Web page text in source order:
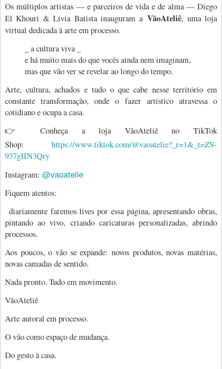
Os múltiplos artistas — e parceiros de vida e de alma — Diego
El Khouri & Lívia Batista inauguram aVãoAteliê, uma loja
virtual dedicada à arte em processo.
_ a cultura viva _
e há muito mais do que vocês ainda nem imaginam,
mas que vão ver se revelar ao longo do tempo.
Arte, cultura, achados e tudo o que cabe nesse território em
constante transformação, onde o fazer artístico atravessa o
cotidiano e ocupa a casa.
👉
Conheça a loja VãoAteliê no TikTok
Shop: https://www.tiktok.com/@vaoatelie?_r=1&_t=ZS-
937gIIN3Qry
Instagram: @vaoatelie
Fiquem atentos:
diariamente faremos lives por essa página, apresentando obras,
pintando ao vivo, criando caricaturas personalizadas, abrindo
processos.
Aos poucos, o vão se expande: novos produtos, novas matérias,
novas camadas de sentido.
Nada pronto. Tudo em movimento.
VãoAteliê
Arte autoral em processo.
O vão como espaço de mudança.
Do gesto à casa.